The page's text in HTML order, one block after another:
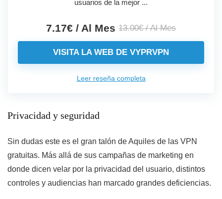
usuarios de la mejor ...
7.17€ / Al Mes 13.00€ / Al Mes
VISITA LA WEB DE VYPRVPN
Leer reseña completa
Privacidad y seguridad
Sin dudas este es el gran talón de Aquiles de las VPN
gratuitas. Más allá de sus campañas de marketing en
donde dicen velar por la privacidad del usuario, distintos
controles y audiencias han marcado grandes deficiencias.